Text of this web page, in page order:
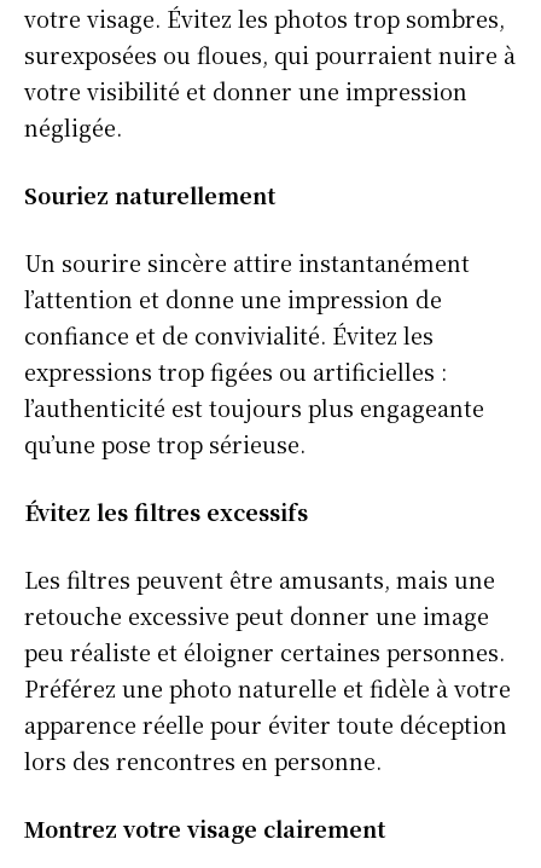
votre visage. Évitez les photos trop sombres,
surexposées ou floues, qui pourraient nuire à
votre visibilité et donner une impression
négligée.
Souriez naturellement
Un sourire sincère attire instantanément
l’attention et donne une impression de
confiance et de convivialité. Évitez les
expressions trop figées ou artificielles :
l’authenticité est toujours plus engageante
qu’une pose trop sérieuse.
Évitez les filtres excessifs
Les filtres peuvent être amusants, mais une
retouche excessive peut donner une image
peu réaliste et éloigner certaines personnes.
Préférez une photo naturelle et fidèle à votre
apparence réelle pour éviter toute déception
lors des rencontres en personne.
Montrez votre visage clairement